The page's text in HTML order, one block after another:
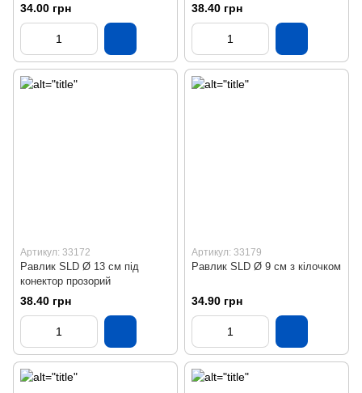
34.00 грн 38.40 грн
Артикул: 33172
Равлик SLD Ø 13 см під
конектор прозорий
38.40 грн
Артикул: 33179
Равлик SLD Ø 9 см з кілочком
34.90 грн